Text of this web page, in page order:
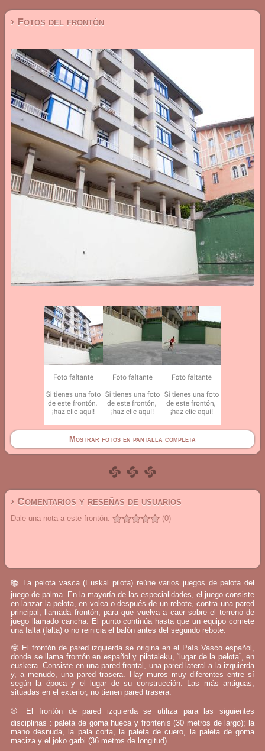
› Fotos del frontón
Mostrar fotos en pantalla completa
› Comentarios y reseñas de usuarios
Dale una nota a este frontón: (0)
📚 La pelota vasca (Euskal pilota) reúne varios juegos de pelota del
juego de palma. En la mayoría de las especialidades, el juego consiste
en lanzar la pelota, en volea o después de un rebote, contra una pared
principal, llamada frontón, para que vuelva a caer sobre el terreno de
juego llamado cancha. El punto continúa hasta que un equipo comete
una falta (falta) o no reinicia el balón antes del segundo rebote.
🤓 El frontón de pared izquierda se origina en el País Vasco español,
donde se llama frontón en español y pilotaleku, “lugar de la pelota”, en
euskera. Consiste en una pared frontal, una pared lateral a la izquierda
y, a menudo, una pared trasera. Hay muros muy diferentes entre sí
según la época y el lugar de su construcción. Las más antiguas,
situadas en el exterior, no tienen pared trasera.
⚾ El frontón de pared izquierda se utiliza para las siguientes
disciplinas : paleta de goma hueca y frontenis (30 metros de largo); la
mano desnuda, la pala corta, la paleta de cuero, la paleta de goma
maciza y el joko garbi (36 metros de longitud).